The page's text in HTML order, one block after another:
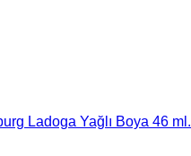
Ladoga Yağlı Boya 46 ml.